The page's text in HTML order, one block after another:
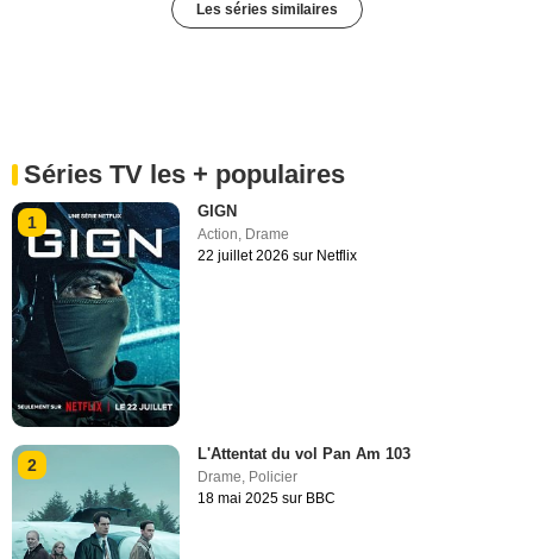
Les séries similaires
Séries TV les + populaires
1
GIGN
Action, Drame
22 juillet 2026 sur Netflix
2
L'Attentat du vol Pan Am 103
Drame Policier
18 mai 2025 sur BBC